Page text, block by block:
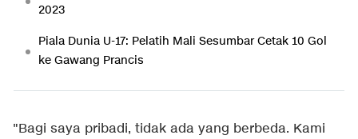
2023
Piala Dunia U-17: Pelatih Mali Sesumbar Cetak 10 Gol
ke Gawang Prancis
"Bagi saya pribadi, tidak ada yang berbeda. Kami